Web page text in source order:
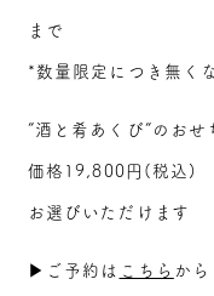
まで
*数量限定につき無く
”酒と肴あくび”のお
価格19,800円(税込)
お選びいただけます
▶ご予約は こちら から